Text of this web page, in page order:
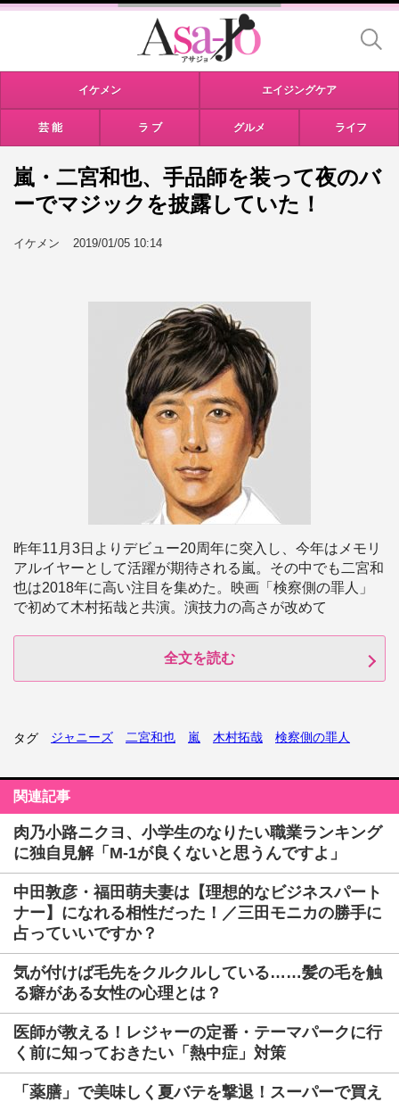
イケメン エイジングケア
芸 能 ラ ブ グルメ ライフ
嵐・二宮和也、手品師を装って夜のバ
ーでマジックを披露していた！
イケメン 2019/01/05 10:14
昨年11月3日よりデビュー20周年に突入し、今年はメモリ
アルイヤーとして活躍が期待される嵐。その中でも二宮和
也は2018年に高い注目を集めた。映画「検察側の罪人」
で初めて木村拓哉と共演。演技力の高さが改めて
全文を読む
タグ ジャニーズ 二宮和也 嵐 木村拓哉 検察側の罪人
関連記事
肉乃小路ニクヨ、小学生のなりたい職業ランキング
に独自見解「M-1が良くないと思うんですよ」
中田敦彦・福田萌夫妻は【理想的なビジネスパート
ナー】になれる相性だった！／三田モニカの勝手に
占っていいですか？
気が付けば毛先をクルクルしている……髪の毛を触
る癖がある女性の心理とは？
医師が教える！レジャーの定番・テーマパークに行
く前に知っておきたい「熱中症」対策
「薬膳」で美味しく夏バテを撃退！スーパーで買え